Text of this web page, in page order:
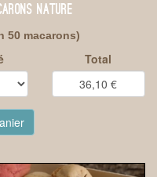
NATURE
50 macarons)
Total